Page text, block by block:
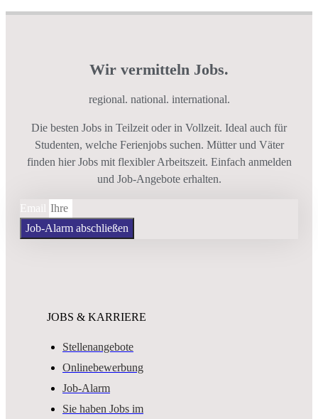
Wir vermitteln Jobs.
regional. national. international.
Die besten Jobs in Teilzeit oder in Vollzeit. Ideal auch für
Studenten, welche Ferienjobs suchen. Mütter und Väter
finden hier Jobs mit flexibler Arbeitszeit. Einfach anmelden
und Job-Angebote erhalten.
Email
Job-Alarm abschließen
JOBS & KARRIERE
Stellenangebote
Onlinebewerbung
Job-Alarm
Sie haben Jobs im